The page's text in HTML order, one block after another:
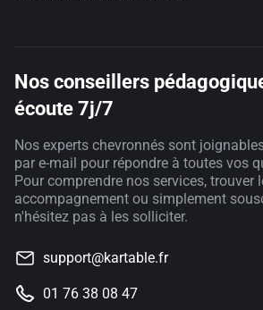
Nos conseillers
écoute 7j/7
Nos experts chevronnés sont
par e-mail pour répondre à toutes vos
Pour comprendre nos services, trouver
accompagnement ou simplement
n'hésitez pas à les solliciter.
support@kartable.fr
01 76 38 08 47